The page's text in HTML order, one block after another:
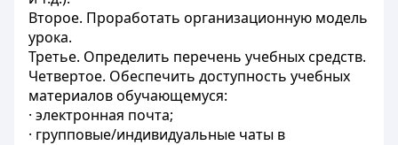
Второе. Проработать организационную модель
урока.
Третье. Определить перечень учебных средств.
Четвертое. Обеспечить доступность учебных
материалов обучающемуся:
· электронная почта;
· групповые/индивидуальные чаты в